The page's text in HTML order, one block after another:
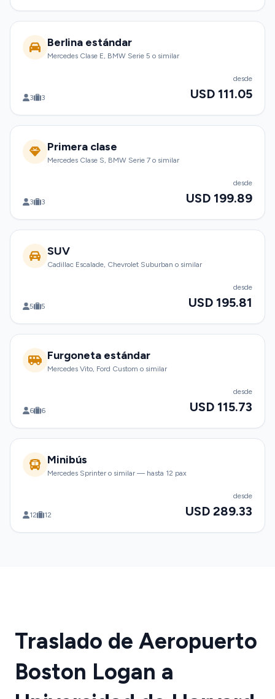
Berlina estándar
Mercedes Clase E, BMW Serie 5 o similar
3 3
desde
USD 111.05
Primera clase
Mercedes Clase S, BMW Serie 7 o similar
3 3
desde
USD 199.89
SUV
Cadillac Escalade, Chevrolet Suburban o similar
5 5
desde
USD 195.81
Furgoneta estándar
Mercedes Vito, Ford Custom o similar
6 6
desde
USD 115.73
Minibús
Mercedes Sprinter o similar — hasta 12 pax
12 12
desde
USD 289.33
Traslado de Aeropuerto
Boston Logan a